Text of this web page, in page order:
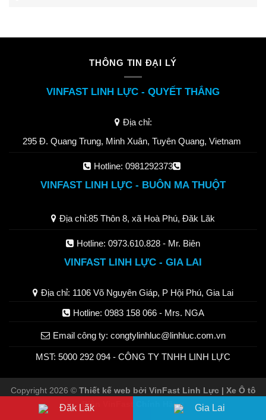
THÔNG TIN ĐẠI LÝ
VINFAST LINH LỰC - QUYẾT THẮNG
Địa chỉ:
295 Đ. Quang Trung, Minh Xuân, Tuyên Quang, Vietnam
Hotline: 0981292373
VINFAST LINH LỰC - BUÔN MA THUỘT
Địa chỉ:85 Thôn 8, xã Hoà Phú, Đăk Lăk
Hotline: 0973.610.828 - Mr. Biên
VINFAST LINH LỰC - GIA LAI
Địa chỉ: 1106 Võ Nguyên Giáp, P Hội Phú, Gia Lai
Hotline: 0983 158 066 - Mrs. NGA
Email công ty: congtylinhluc@linhluc.com.vn
MST: 5000 292 094 - CÔNG TY TNHH LINH LỰC
Copyright 2026 © Thiết kế web bởi VinFast Linh Lực | Xe Ô tô
Điện VinFast Chính Hãng
Đăk Lăk Gia Lai